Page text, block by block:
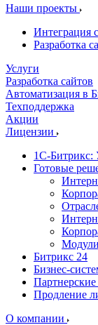
Наши проекты
Интеграция
Разработка
Услуги
Разработка сайтов
Автоматизация в
Техподдержка
Акции
Лицензии
1С-Битрикс:
Готовые
Битрикс 24
Бизнес-
Продление
О компании